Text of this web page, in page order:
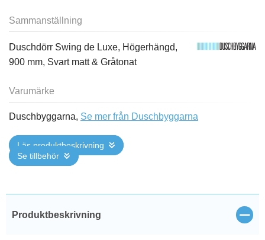
Sammanställning
Duschdörr Swing de Luxe, Högerhängd,
900 mm, Svart matt & Gråtonat
Varumärke
Duschbyggarna, Se mer från Duschbyggarna
Läs produktbeskrivning
Se tillbehör
Produktbeskrivning Stäng